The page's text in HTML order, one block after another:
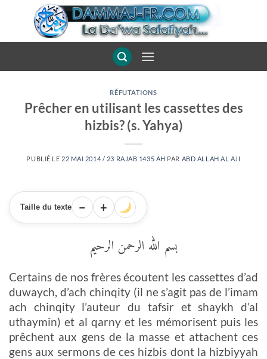
RÉFUTATIONS
Prêcher en utilisant les cassettes des
hizbis? (s. Yahya)
PUBLIÉ LE 22 MAI 2014 / 23 RAJAB 1435 AH PAR ABD ALLAH AL AJI
Taille du texte − +
بسم الله الرحمن الرحيم
Certains de nos frères écoutent les cassettes d’ad
duwaych, d’ach chinqity (il ne s’agit pas de l’imam
ach chinqity l’auteur du tafsir et shaykh d’al
uthaymin) et al qarny et les mémorisent puis les
prêchent aux gens de la masse et attachent ces
gens aux sermons de ces hizbis dont la hizbiyyah